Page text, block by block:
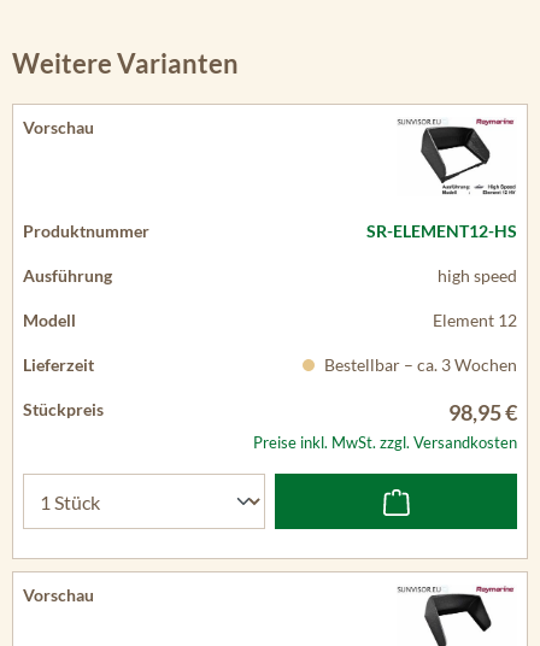
Weitere Varianten
SR-ELEMENT12-HS
high speed
Element 12
Bestellbar – ca. 3 Wochen
98,95 €
Preise inkl. MwSt. zzgl. Versandkosten